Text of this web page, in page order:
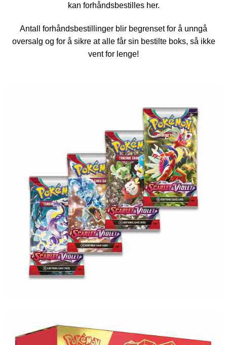
kan forhåndsbestilles her.
Antall forhåndsbestillinger blir begrenset for å unngå
oversalg og for å sikre at alle får sin bestilte boks, så ikke
vent for lenge!